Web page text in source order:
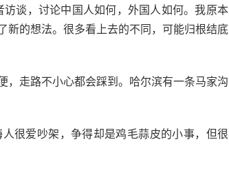
谈，讨论中国人如何，外国人如何。我原本
新的想法。很多看上去的不同，可能归根结底
，走路不小心都会踩到。哈尔滨有一条马家沟
很爱吵架，争得却是鸡毛蒜皮的小事，但很